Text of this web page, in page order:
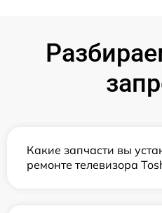
Какие запчасти вы
ремонте телевизора